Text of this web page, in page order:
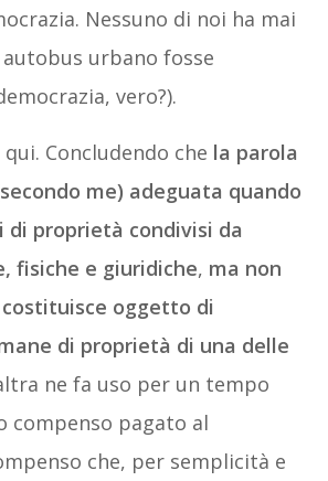
Nessuno di noi ha mai
urbano fosse
vero?).
Concludendo che la parola
me) adeguata quando
proprietà condivisi da
fisiche e giuridiche, ma non
oggetto di
di proprietà di una delle
ne fa uso per un tempo
compenso pagato al
che, per semplicità e